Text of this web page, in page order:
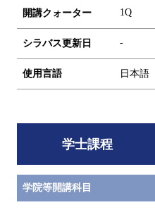
開講クォーター 1Q
シラバス更新日 -
使用言語 日本語
学士課程
学院等開講科目